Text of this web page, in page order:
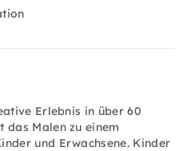
Erlebnis in über 60
das Malen zu einem
und Erwachsene. Kinder